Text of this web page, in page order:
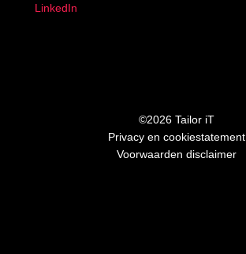
LinkedIn
©2026 Tailor iT
Privacy en cookiestatement
Voorwaarden disclaimer